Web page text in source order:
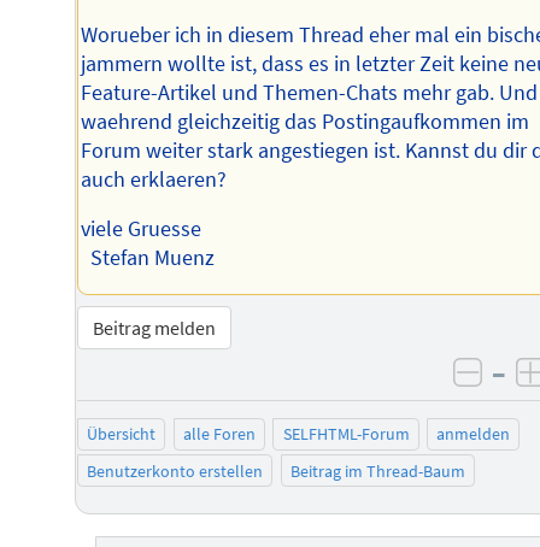
Worueber ich in diesem Thread eher mal ein
jammern wollte ist, dass es in letzter Zeit keine
Feature-Artikel und Themen-Chats mehr gab.
waehrend gleichzeitig das Postingaufkommen im
Forum weiter stark angestiegen ist. Kannst du dir
auch erklaeren?
viele Gruesse
Stefan Muenz
Beitrag melden
–
Übersicht alle Foren SELFHTML-Forum
anmelden
Benutzerkonto erstellen
Beitrag im Thread-Baum